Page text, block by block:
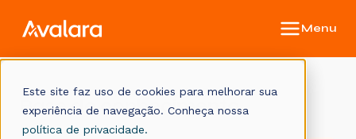
Este site faz uso de cookies para melhorar sua
experiência de navegação. Conheça nossa
política de privacidade.
Base de conhecimento